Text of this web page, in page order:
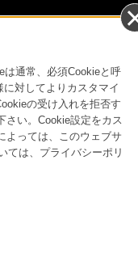
個人のお
コンスーマー製品に関す
製品に関す
は通常、必須Cookieと呼
対してよりカスタマイ
の受け入れを拒否す
さい。Cookie設定をカス
よっては、このウェブサ
ては、プライバシーポリ